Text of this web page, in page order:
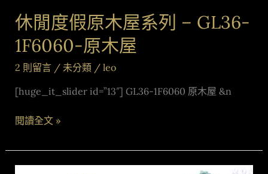
休閒度假原木屋系列 – GL36-
1F6060-原木屋
2 則留言 / 未分類/ leo
[huge_it_slider id=”13″] GL36-1F6060 原木屋 &n
木
屋
閱讀全文 »